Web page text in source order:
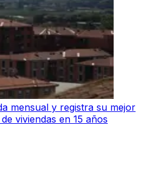
mensual y registra su mejor
viviendas en 15 años